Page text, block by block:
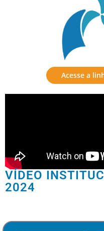
Acesse a
VÍDEO
2024